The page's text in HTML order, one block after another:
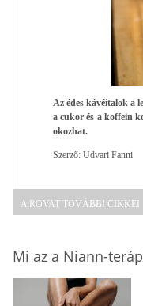
Az édes kávéitalok a
a cukor és a koffein
okozhat.
Szerző: Udvari Fanni
A ROVAT TOVÁBBI CIKKEI
Mi az a Niann-